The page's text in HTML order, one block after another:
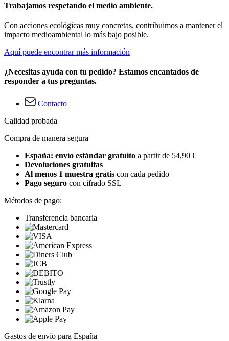
Trabajamos respetando el medio ambiente.
Con acciones ecológicas muy concretas, contribuimos a mantener el
impacto medioambiental lo más bajo posible.
Aquí puede encontrar más información
¿Necesitas ayuda con tu pedido? Estamos encantados de
responder a tus preguntas.
Contacto
Calidad probada
Compra de manera segura
España: envío estándar gratuito a partir de 54,90 €
Devoluciones gratuitas
Al menos 1 muestra gratis con cada pedido
Pago seguro con cifrado SSL
Métodos de pago:
Transferencia bancaria
Gastos de envío para España